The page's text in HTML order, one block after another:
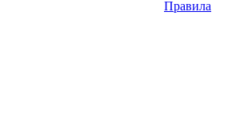
Правила